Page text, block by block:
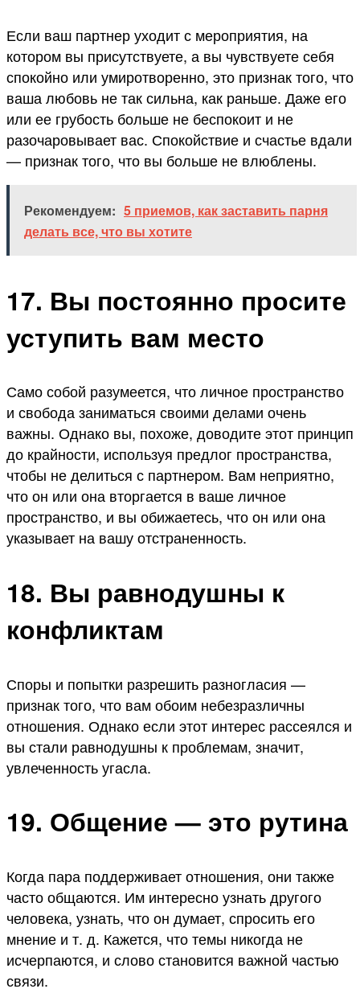
Если ваш партнер уходит с мероприятия, на
котором вы присутствуете, а вы чувствуете себя
спокойно или умиротворенно, это признак того, что
ваша любовь не так сильна, как раньше. Даже его
или ее грубость больше не беспокоит и не
разочаровывает вас. Спокойствие и счастье вдали
— признак того, что вы больше не влюблены.
Рекомендуем: 5 приемов, как заставить парня
делать все, что вы хотите
17. Вы постоянно просите
уступить вам место
Само собой разумеется, что личное пространство
и свобода заниматься своими делами очень
важны. Однако вы, похоже, доводите этот принцип
до крайности, используя предлог пространства,
чтобы не делиться с партнером. Вам неприятно,
что он или она вторгается в ваше личное
пространство, и вы обижаетесь, что он или она
указывает на вашу отстраненность.
18. Вы равнодушны к
конфликтам
Споры и попытки разрешить разногласия —
признак того, что вам обоим небезразличны
отношения. Однако если этот интерес рассеялся и
вы стали равнодушны к проблемам, значит,
увлеченность угасла.
19. Общение — это рутина
Когда пара поддерживает отношения, они также
часто общаются. Им интересно узнать другого
человека, узнать, что он думает, спросить его
мнение и т. д. Кажется, что темы никогда не
исчерпаются, и слово становится важной частью
связи.